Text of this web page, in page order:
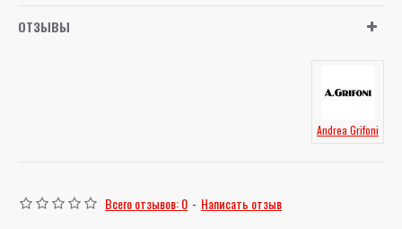
ОТЗЫВЫ
Andrea Grifoni
Всего отзывов: 0 - Написать отзыв